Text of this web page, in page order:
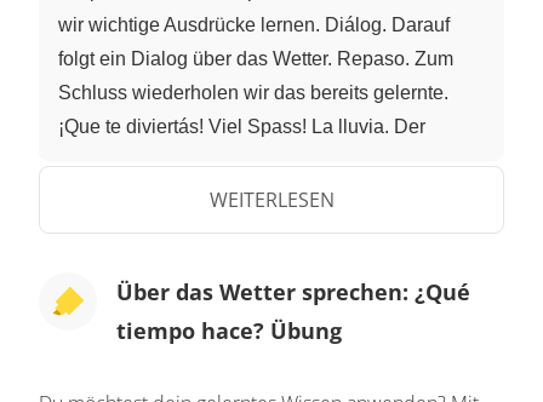
wir wichtige Ausdrücke lernen. Diálog. Darauf
folgt ein Dialog über das Wetter. Repaso. Zum
Schluss wiederholen wir das bereits gelernte.
¡Que te diviertás! Viel Spass! La lluvia. Der
tormente. Der Sturm. El rayo y el trueno. Der Blitz
und der Donner. La nieve. Der Schnee. La nueve.
El frío. Die Kälte. ¡Atención! Aufgepasst! Die
Ausdrücke über das Wetter im deutschen sind
WEITERLESEN
Über das Wetter sprechen: ¿Qué
tiempo hace? Übung